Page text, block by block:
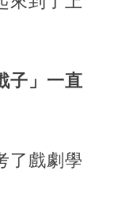
子」一直
了戲劇學